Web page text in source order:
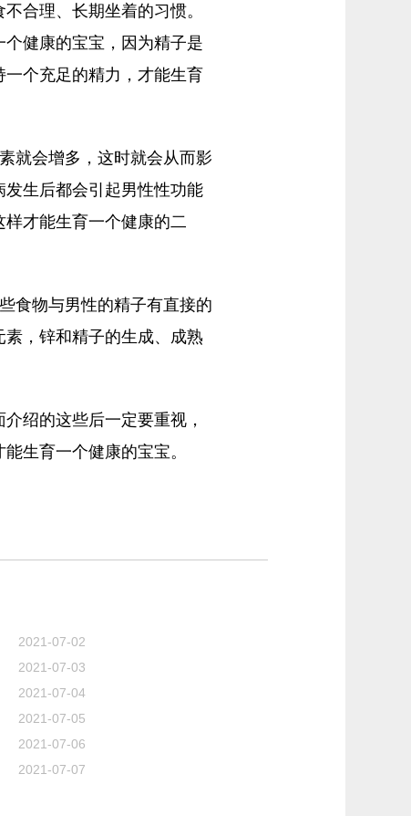
合理、长期坐着的习惯。
健康的宝宝，因为精子是
个充足的精力，才能生育
就会增多，这时就会从而影
生后都会引起男性性功能
才能生育一个健康的二
食物与男性的精子有直接的
，锌和精子的生成、成熟
绍的这些后一定要重视，
生育一个健康的宝宝。
2021-07-02
2021-07-03
2021-07-04
2021-07-05
2021-07-06
2021-07-07